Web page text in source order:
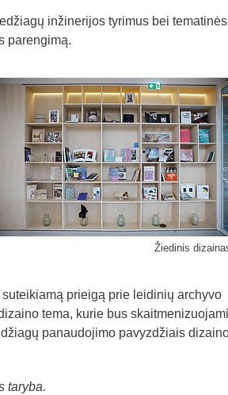
inžinerijos tyrimus bei tematinės
parengimą.
Žiedinis
prieigą prie leidinių archyvo
tema, kurie bus skaitmenizuojami
panaudojimo pavyzdžiais
taryba.